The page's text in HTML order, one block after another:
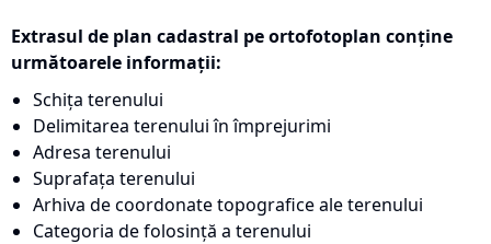
Extrasul de plan cadastral pe ortofotoplan conține
următoarele informații:
Schița terenului
Delimitarea terenului în împrejurimi
Adresa terenului
Suprafața terenului
Arhiva de coordonate topografice ale terenului
Categoria de folosință a terenului